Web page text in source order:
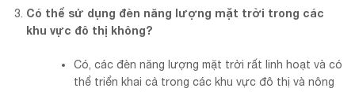
Có thể sử dụng đèn năng lượng mặt trời trong các
khu vực đô thị không?
Có, các đèn năng lượng mặt trời rất linh hoạt và có
thể triển khai cả trong các khu vực đô thị và nông